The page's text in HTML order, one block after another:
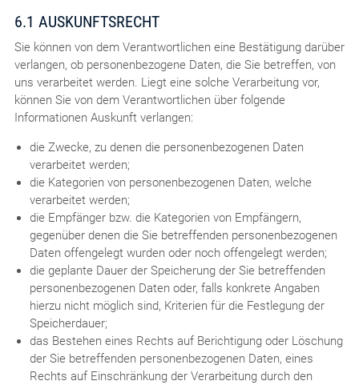
6.1 AUSKUNFTSRECHT
Sie können von dem Verantwortlichen eine Bestätigung darüber
verlangen, ob personenbezogene Daten, die Sie betreffen, von
uns verarbeitet werden. Liegt eine solche Verarbeitung vor,
können Sie von dem Verantwortlichen über folgende
Informationen Auskunft verlangen:
die Zwecke, zu denen die personenbezogenen Daten
verarbeitet werden;
die Kategorien von personenbezogenen Daten, welche
verarbeitet werden;
die Empfänger bzw. die Kategorien von Empfängern,
gegenüber denen die Sie betreffenden personenbezogenen
Daten offengelegt wurden oder noch offengelegt werden;
die geplante Dauer der Speicherung der Sie betreffenden
personenbezogenen Daten oder, falls konkrete Angaben
hierzu nicht möglich sind, Kriterien für die Festlegung der
Speicherdauer;
das Bestehen eines Rechts auf Berichtigung oder Löschung
der Sie betreffenden personenbezogenen Daten, eines
Rechts auf Einschränkung der Verarbeitung durch den